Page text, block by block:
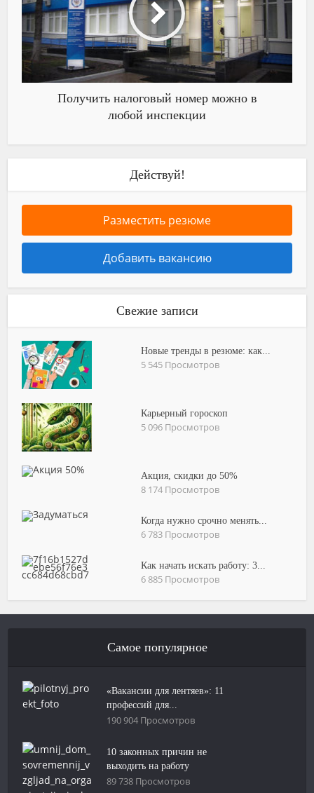
Получить налоговый номер можно в
любой инспекции
Действуй!
Разместить резюме
Добавить вакансию
Свежие записи
Новые тренды в резюме: как...
5 545 Просмотров
Карьерный гороскоп
5 096 Просмотров
Акция, скидки до 50%
8 174 Просмотров
Когда нужно срочно менять...
6 783 Просмотров
Как начать искать работу: 3...
6 885 Просмотров
Самое популярное
«Вакансии для лентяев»: 11
профессий для...
190 904 Просмотров
10 законных причин не
выходить на работу
89 738 Просмотров